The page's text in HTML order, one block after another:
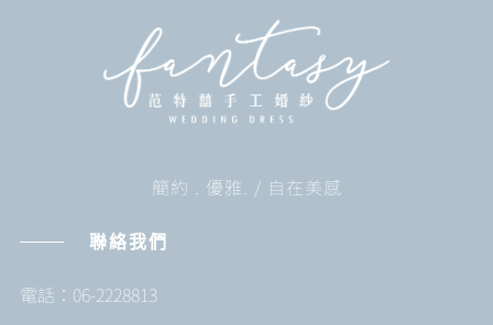
簡約 . 優雅. / 自在美感
聯絡我們
電話：06-2228813